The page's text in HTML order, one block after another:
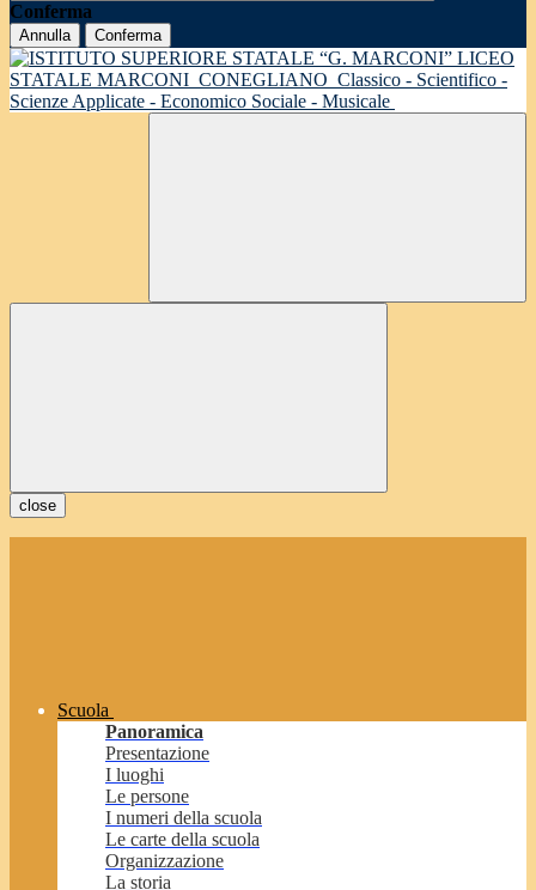
Conferma
Annulla Conferma
LICEO
STATALE MARCONI CONEGLIANO Classico - Scientifico -
Scienze Applicate - Economico Sociale - Musicale
close
Scuola
Panoramica
Presentazione
I luoghi
Le persone
I numeri della scuola
Le carte della scuola
Organizzazione
La storia